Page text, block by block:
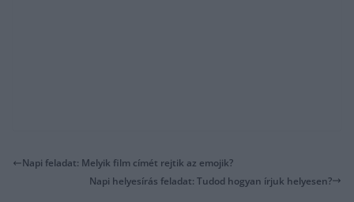
Napi feladat: Melyik film címét rejtik az emojik?
Napi helyesírás feladat: Tudod hogyan írjuk helyesen?